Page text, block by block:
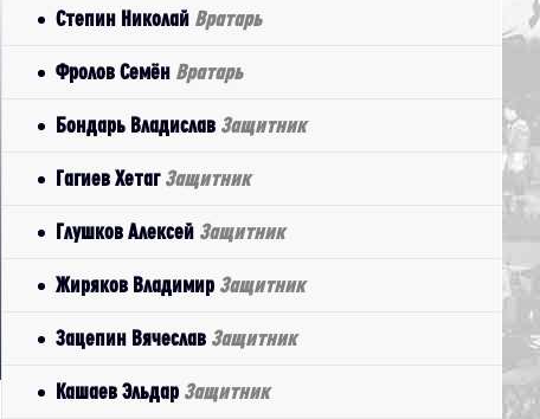
Степин Николай Вратарь
Фролов Семён Вратарь
Бондарь Владислав Защитник
Гагиев Хетаг Защитник
Глушков Алексей Защитник
Жиряков Владимир Защитник
Зацепин Вячеслав Защитник
Кашаев Эльдар Защитник